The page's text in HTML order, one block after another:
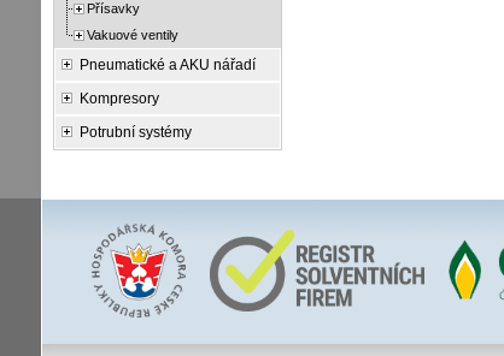
Přísavky
Vakuové ventily
Pneumatické a AKU nářadí
Kompresory
Potrubní systémy